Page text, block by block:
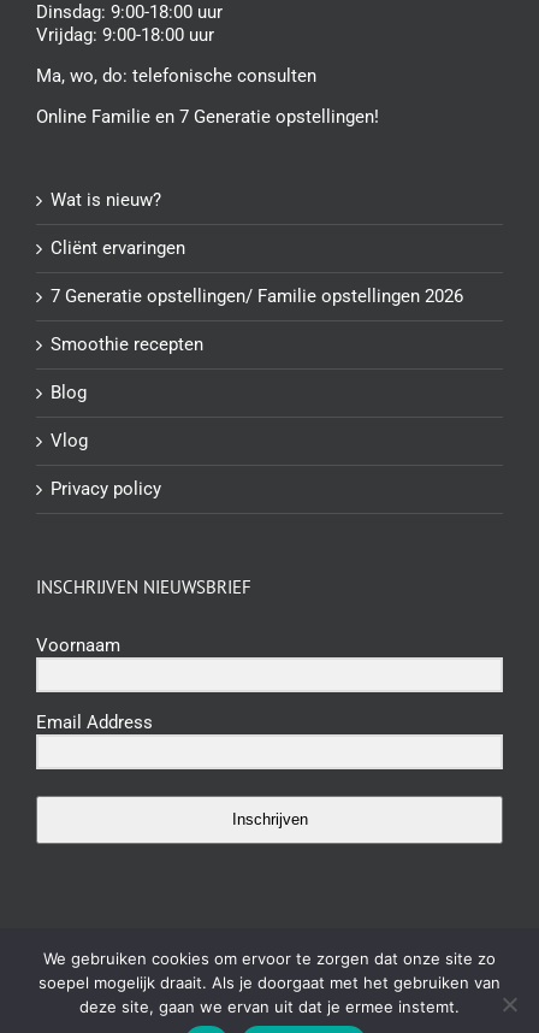
Dinsdag: 9:00-18:00 uur
Vrijdag: 9:00-18:00 uur
Ma, wo, do: telefonische consulten
Online Familie en 7 Generatie opstellingen!
Wat is nieuw?
Cliënt ervaringen
7 Generatie opstellingen/ Familie opstellingen 2026
Smoothie recepten
Blog
Vlog
Privacy policy
INSCHRIJVEN NIEUWSBRIEF
Voornaam
Email Address
Inschrijven
©2023 Shivani Ayurveda. All Rights Reserved |Algemene voorwaarden
We gebruiken cookies om ervoor te zorgen dat onze site zo
soepel mogelijk draait. Als je doorgaat met het gebruiken van
deze site, gaan we ervan uit dat je ermee instemt.